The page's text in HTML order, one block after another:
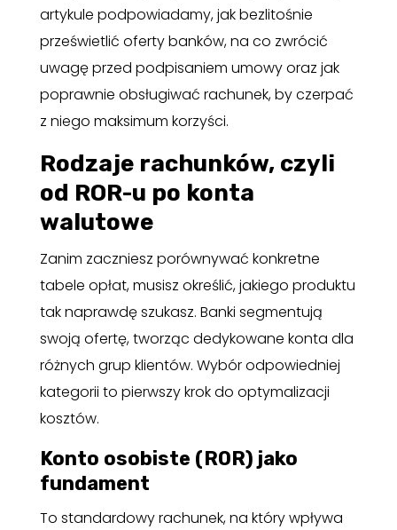
artykule podpowiadamy, jak bezlitośnie
prześwietlić oferty banków, na co zwrócić
uwagę przed podpisaniem umowy oraz jak
poprawnie obsługiwać rachunek, by czerpać
z niego maksimum korzyści.
Rodzaje rachunków, czyli
od ROR-u po konta
walutowe
Zanim zaczniesz porównywać konkretne
tabele opłat, musisz określić, jakiego produktu
tak naprawdę szukasz. Banki segmentują
swoją ofertę, tworząc dedykowane konta dla
różnych grup klientów. Wybór odpowiedniej
kategorii to pierwszy krok do optymalizacji
kosztów.
Konto osobiste (ROR) jako
fundament
To standardowy rachunek, na który wpływa